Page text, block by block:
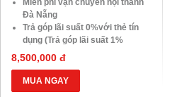
Miễn phí vận chuyển nội thành
Đà Nẵng
Trả góp lãi suất 0%với thẻ tín
dụng (Trả góp lãi suất 1%
HDsaison - chỉ cần CMND
BLX hoặc hộ khẩu gốc )
Giảm 20%khi nâng cấp Ram-
SSD
8,500,000 đ
MUA NGAY